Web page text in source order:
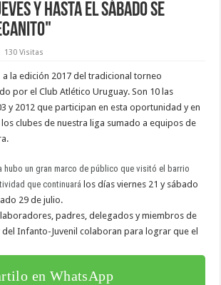
y hasta el sábado se
130 Visitas
a la edición 2017 del tradicional torneo
por el Club Atlético Uruguay. Son 10 las
y 2012 que participan en esta oportunidad y en
los clubes de nuestra liga sumado a equipos de
hubo un gran marco de público que visitó el barrio
que continuará los días viernes 21 y sábado
29 de julio.
padres, delegados y miembros de
del Infanto-Juvenil colaboran para lograr que el
en WhatsApp